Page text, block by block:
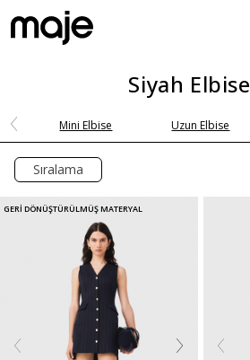
Siyah Elbise
Mini Elbise Uzun Elbise
Sıralama
GERİ DÖNÜŞTÜRÜLMÜŞ MATERYAL